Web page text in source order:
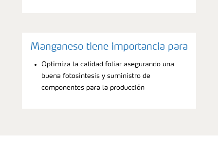
Manganeso tiene importancia para
Optimiza la calidad foliar asegurando una
buena fotosíntesis y suministro de
componentes para la producción